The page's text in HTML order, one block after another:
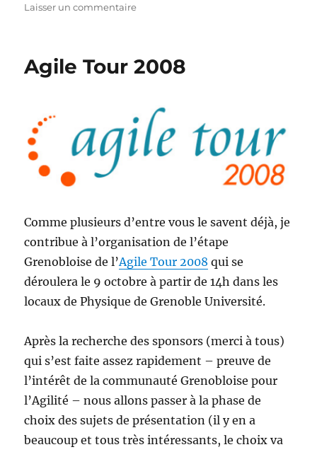
Laisser un commentairesur
–
Agile Tour 2008
Comme plusieurs d’entre vous le savent déjà, je
contribue à l’organisation de l’étape
Grenobloise de l’Agile Tour 2008 qui se
déroulera le 9 octobre à partir de 14h dans les
locaux de Physique de Grenoble Université.
Après la recherche des sponsors (merci à tous)
qui s’est faite assez rapidement – preuve de
l’intérêt de la communauté Grenobloise pour
l’Agilité – nous allons passer à la phase de
choix des sujets de présentation (il y en a
beaucoup et tous très intéressants, le choix va